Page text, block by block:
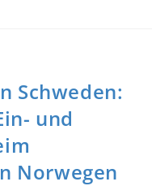
Schweden:
und
Norwegen